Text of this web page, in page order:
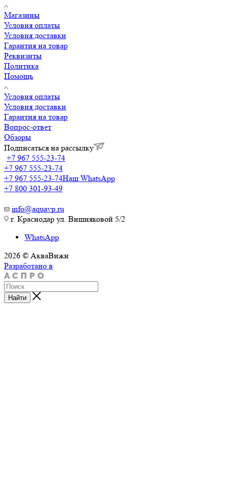
Магазины
Условия оплаты
Условия доставки
Гарантия на товар
Реквизиты
Политика
Помощь
Условия оплаты
Условия доставки
Гарантия на товар
Вопрос-ответ
Обзоры
Подписаться на рассылку
+7 967 555-23-74
+7 967 555-23-74
+7 967 555-23-74Наш WhatsApp
+7 800 301-93-49
info@aquavp.ru
г. Краснодар ул. Вишняковой 5/2
WhatsApp
2026 © АкваВижн
Разработано в
Найти